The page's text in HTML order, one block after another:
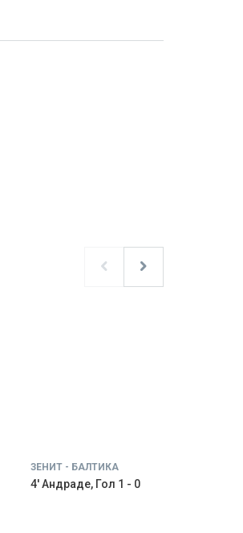
ЗЕНИТ - БАЛТИКА
4' Андраде, Гол 1 - 0